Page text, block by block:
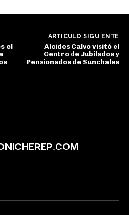
el
ARTÍCULO SIGUIENTE
Alcides Calvo visitó el
Centro de Jubilados y
Pensionados de Sunchales